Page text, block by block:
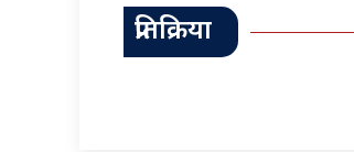
प्रतिक्रिया